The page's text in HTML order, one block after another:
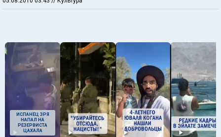
ИСПАНЕЦ ЗРЯ
НАПАЛ НА
РЕЗЕРВИСТА
ЦАХАЛА